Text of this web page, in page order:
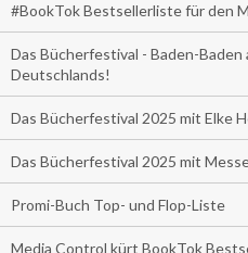
#BookTok Bestsellerliste für den
Das Bücherfestival - Baden-
Deutschlands!
Das Bücherfestival 2025 mit Elke
Das Bücherfestival 2025 mit
Promi-Buch Top- und Flop-Liste
Media Control kürt BookTok